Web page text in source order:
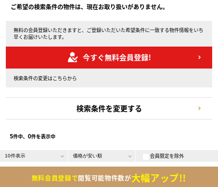
ご希望の検索条件の物件は、現在お取り扱いがありません。
無料の会員登録いただきますと、ご登録いただいた希望条件に一致する物件情報をいち
早くお届けいたします。
今すぐ無料会員登録!
検索条件の変更はこちらから
検索条件を変更する
5件中、 0件を表示中
会員限定を除外
無料会員登録で閲覧可能物件数が大幅アップ!!